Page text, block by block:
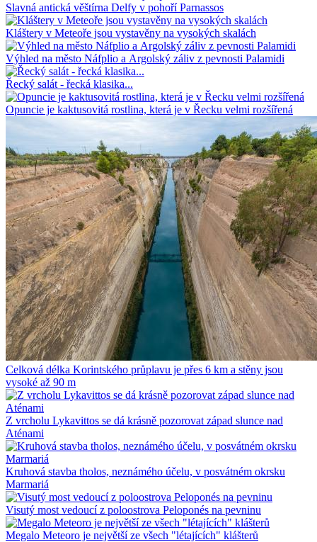
Slavná antická věštírna Delfy v pohoří Parnassos
Kláštery v Meteoře jsou vystavěny na vysokých skalách
Výhled na město Náfplio a Argolský záliv z pevnosti Palamidi
Řecký salát - řecká klasika...
Opuncie je kaktusovitá rostlina, která je v Řecku velmi rozšířená
Celková délka Korintského průplavu je přes 6 km a stěny jsou
vysoké až 90 m
Z vrcholu Lykavittos se dá krásně pozorovat západ slunce nad
Aténami
Kruhová stavba tholos, neznámého účelu, v posvátném okrsku
Marmariá
Visutý most vedoucí z poloostrova Peloponés na pevninu
Megalo Meteoro je největší ze všech "létajících" klášterů